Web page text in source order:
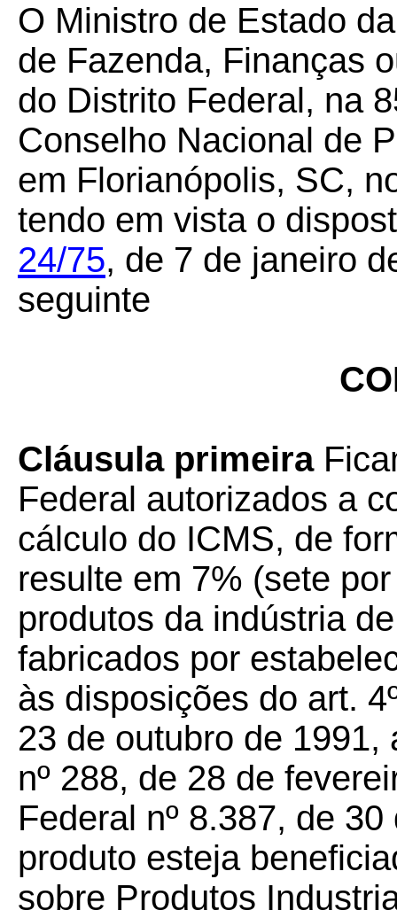
O Ministro de Estado
de Fazenda, Finanças
do Distrito Federal, na
Conselho Nacional de
em Florianópolis, SC,
tendo em vista o
24/75, de 7 de janeiro
seguinte
Cláusula primeira
Federal autorizados a
cálculo do ICMS, de
resulte em 7% (sete
produtos da indústria
fabricados por
às disposições do art.
23 de outubro de 1991,
nº 288, de 28 de
Federal nº 8.387, de
produto esteja
sobre Produtos